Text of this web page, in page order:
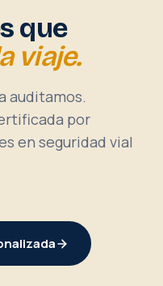
que
viaje.
auditamos.
por
en seguridad vial